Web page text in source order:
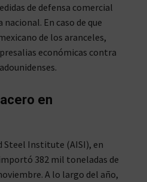
de defensa comercial
En caso de que
de los aranceles,
económicas contra
en
Steel Institute (AISI), en
382 mil toneladas de
A lo largo del año,